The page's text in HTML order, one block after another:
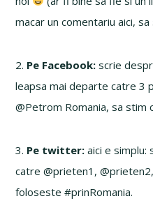
macar un comentariu aici,
2. Pe Facebook: scrie
leapsa mai departe catre 3
@Petrom Romania, sa stim
3. Pe twitter: aici e simplu:
catre @prieten1,
foloseste #prinRomania.